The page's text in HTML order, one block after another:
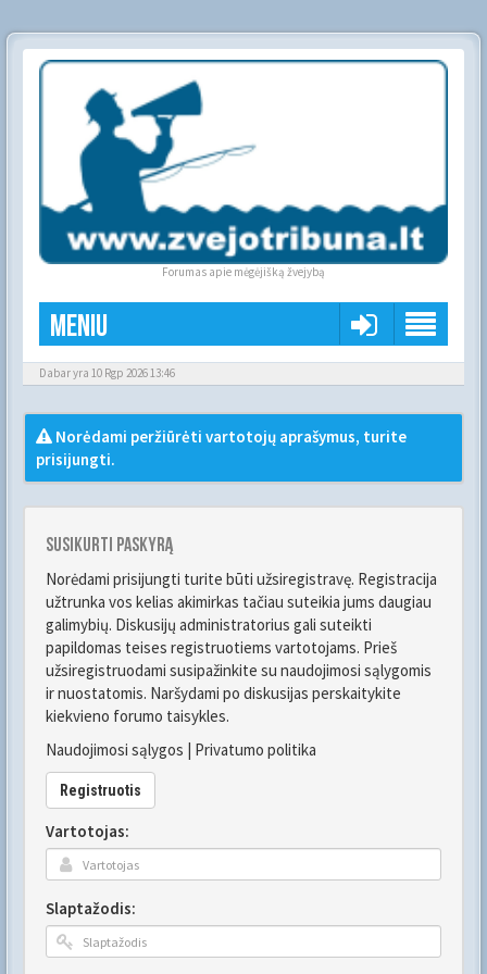
Forumas apie mėgėjišką žvejybą
Meniu
Dabar yra 10 Rgp 2026 13:46
Norėdami peržiūrėti vartotojų aprašymus, turite
prisijungti.
Susikurti paskyrą
Norėdami prisijungti turite būti užsiregistravę. Registracija
užtrunka vos kelias akimirkas tačiau suteikia jums daugiau
galimybių. Diskusijų administratorius gali suteikti
papildomas teises registruotiems vartotojams. Prieš
užsiregistruodami susipažinkite su naudojimosi sąlygomis
ir nuostatomis. Naršydami po diskusijas perskaitykite
kiekvieno forumo taisykles.
Naudojimosi sąlygos | Privatumo politika
Registruotis
Vartotojas:
Slaptažodis: